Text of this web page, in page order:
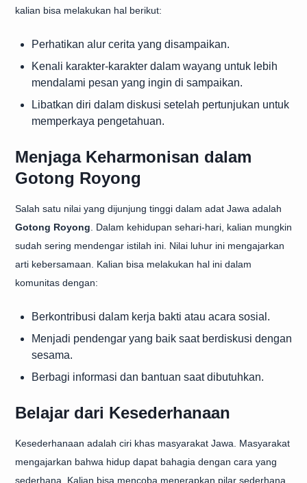
kalian bisa melakukan hal berikut:
Perhatikan alur cerita yang disampaikan.
Kenali karakter-karakter dalam wayang untuk lebih
mendalami pesan yang ingin di sampaikan.
Libatkan diri dalam diskusi setelah pertunjukan untuk
memperkaya pengetahuan.
Menjaga Keharmonisan dalam
Gotong Royong
Salah satu nilai yang dijunjung tinggi dalam adat Jawa adalah
Gotong Royong . Dalam kehidupan sehari-hari, kalian mungkin
sudah sering mendengar istilah ini. Nilai luhur ini mengajarkan
arti kebersamaan. Kalian bisa melakukan hal ini dalam
komunitas dengan:
Berkontribusi dalam kerja bakti atau acara sosial.
Menjadi pendengar yang baik saat berdiskusi dengan
sesama.
Berbagi informasi dan bantuan saat dibutuhkan.
Belajar dari Kesederhanaan
Kesederhanaan adalah ciri khas masyarakat Jawa. Masyarakat
mengajarkan bahwa hidup dapat bahagia dengan cara yang
sederhana. Kalian bisa mencoba menerapkan pilar sederhana